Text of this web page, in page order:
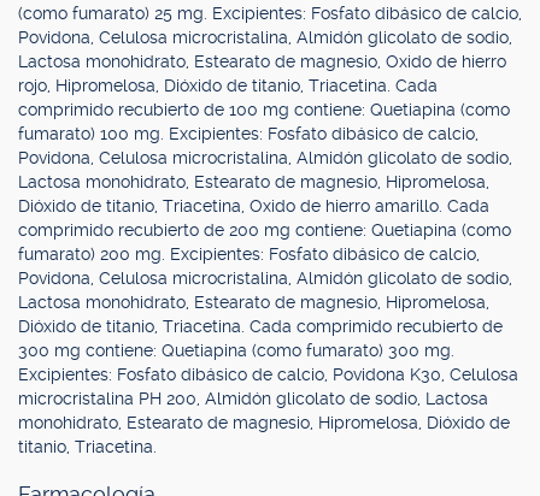
(como fumarato) 25 mg. Excipientes: Fosfato dibásico de calcio,
Povidona, Celulosa microcristalina, Almidón glicolato de sodio,
Lactosa monohidrato, Estearato de magnesio, Oxido de hierro
rojo, Hipromelosa, Dióxido de titanio, Triacetina. Cada
comprimido recubierto de 100 mg contiene: Quetiapina (como
fumarato) 100 mg. Excipientes: Fosfato dibásico de calcio,
Povidona, Celulosa microcristalina, Almidón glicolato de sodio,
Lactosa monohidrato, Estearato de magnesio, Hipromelosa,
Dióxido de titanio, Triacetina, Oxido de hierro amarillo. Cada
comprimido recubierto de 200 mg contiene: Quetiapina (como
fumarato) 200 mg. Excipientes: Fosfato dibásico de calcio,
Povidona, Celulosa microcristalina, Almidón glicolato de sodio,
Lactosa monohidrato, Estearato de magnesio, Hipromelosa,
Dióxido de titanio, Triacetina. Cada comprimido recubierto de
300 mg contiene: Quetiapina (como fumarato) 300 mg.
Excipientes: Fosfato dibásico de calcio, Povidona K30, Celulosa
microcristalina PH 200, Almidón glicolato de sodio, Lactosa
monohidrato, Estearato de magnesio, Hipromelosa, Dióxido de
titanio, Triacetina.